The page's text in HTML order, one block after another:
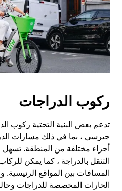
ركوب الدراجات
تدعم بعض البنية التحتية ركوب
جيرسي ، بما في ذلك مسارات
أجزاء مختلفة من المنطقة. تسهل
التنقل بالدراجة ، كما يمكن
المسافات بين المواقع الرئيسية.
الحارات المخصصة للدراجات